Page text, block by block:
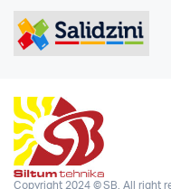
Copyright 2024 © SB. All right